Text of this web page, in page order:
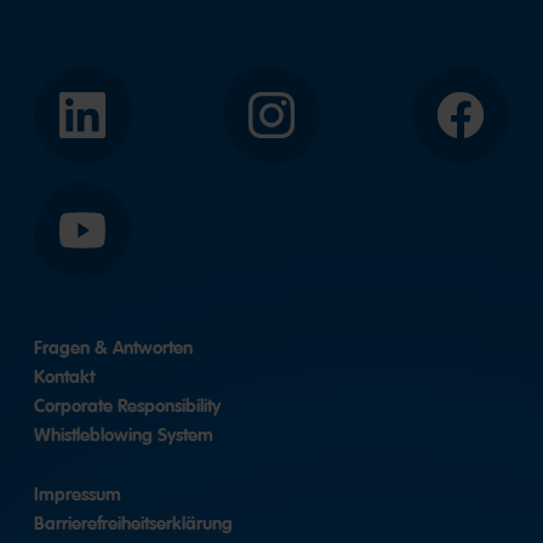
LinkedIn Instagram Facebook
YouTube
Fragen & Antworten
Kontakt
Corporate Responsibility
Whistleblowing System
Impressum
Barrierefreiheitserklärung